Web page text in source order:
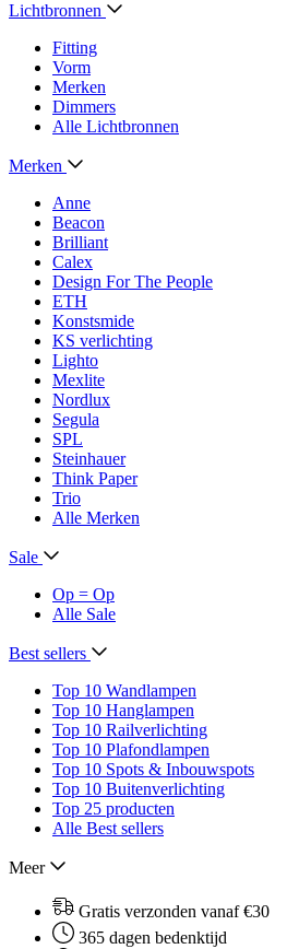
Lichtbronnen
Fitting
Vorm
Merken
Dimmers
Alle Lichtbronnen
Merken
Anne
Beacon
Brilliant
Calex
Design For The People
ETH
Konstsmide
KS verlichting
Lighto
Mexlite
Nordlux
Segula
SPL
Steinhauer
Think Paper
Trio
Alle Merken
Sale
Op = Op
Alle Sale
Best sellers
Top 10 Wandlampen
Top 10 Hanglampen
Top 10 Railverlichting
Top 10 Plafondlampen
Top 10 Spots & Inbouwspots
Top 10 Buitenverlichting
Top 25 producten
Alle Best sellers
Meer
Gratis verzonden vanaf €30
365 dagen bedenktijd